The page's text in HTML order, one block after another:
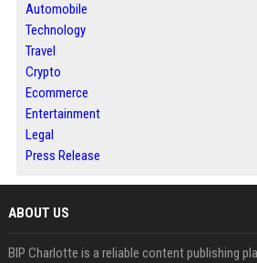
Automobile
Technology
Travel
Crypto
Ecommerce
Entertainment
Legal
Press Release
ABOUT US
BIP Charlotte is a reliable content publishing